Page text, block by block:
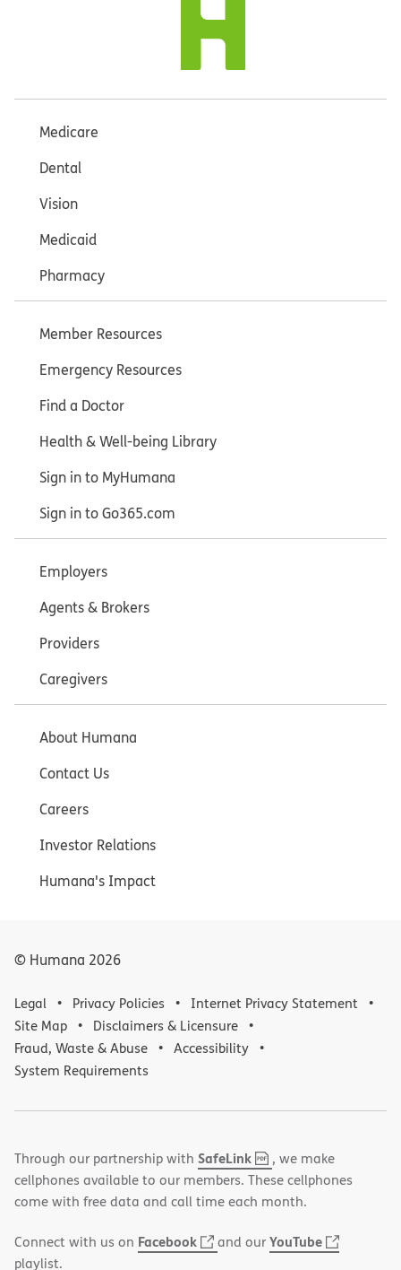
Medicare
Dental
Vision
Medicaid
Pharmacy
Member Resources
Emergency Resources
Find a Doctor
Health & Well-being Library
Sign in to MyHumana
Sign in to Go365.com
Employers
Agents & Brokers
Providers
Caregivers
About Humana
Contact Us
Careers
Investor Relations
Humana's Impact
© Humana 2026
Legal Privacy Policies
Internet Privacy Statement
Site Map
Disclaimers & Licensure
Fraud, Waste & Abuse
Accessibility
System Requirements
Through our partnership with SafeLink,
PDF
(opens
in
new
, we make
cellphones available to our members. These cellphones
come with free data and call time each month.
Connect with us on Facebook
(opens
and ourYouTube
(opens
playlist.